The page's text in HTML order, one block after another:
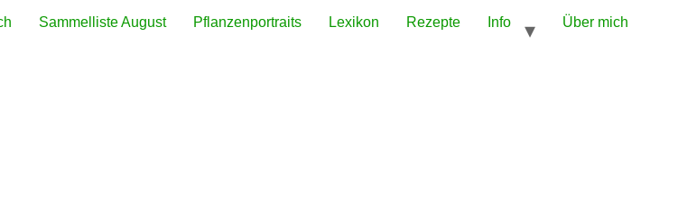
Sammelliste August Pflanzenportraits Lexikon Rezepte Info Über mich